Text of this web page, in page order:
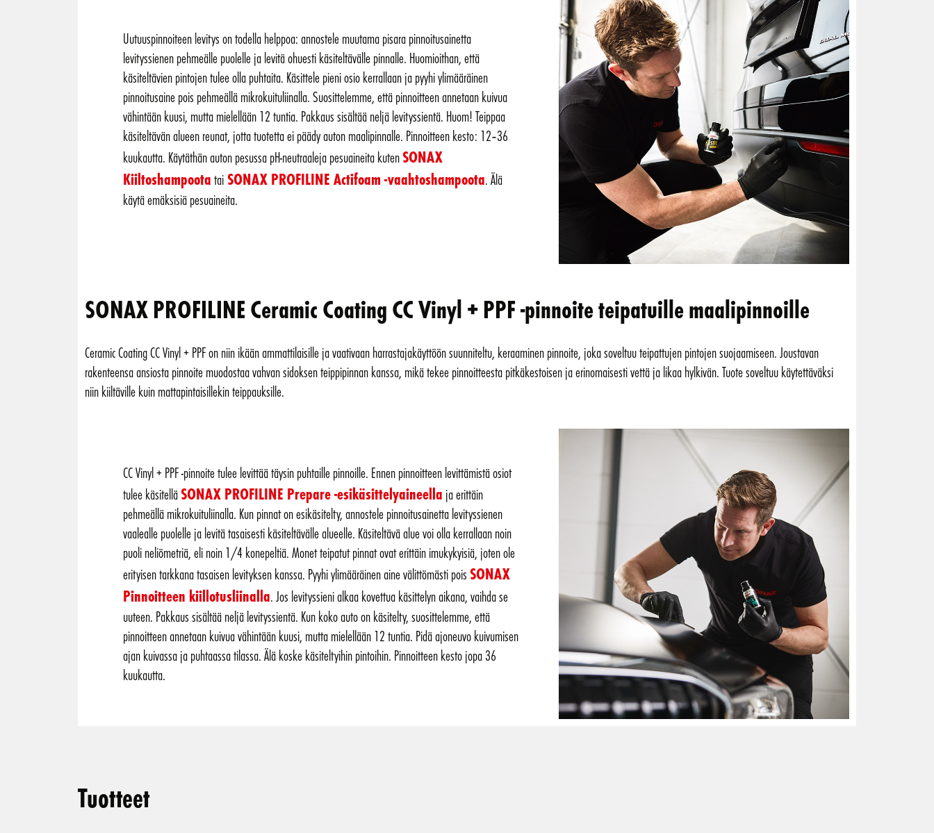
Uutuuspinnoiteen levitys on todella helppoa: annostele muutama pisara pinnoitusainetta
levityssienen pehmeälle puolelle ja levitä ohuesti käsiteltävälle pinnalle. Huomioithan, että
käsiteltävien pintojen tulee olla puhtaita. Käsittele pieni osio kerrallaan ja pyyhi ylimääräinen
pinnoitusaine pois pehmeällä mikrokuituliinalla. Suosittelemme, että pinnoitteen annetaan kuivua
vähintään kuusi, mutta mielellään 12 tuntia. Pakkaus sisältää neljä levityssientä. Huom! Teippaa
käsiteltävän alueen reunat, jotta tuotetta ei päädy auton maalipinnalle. Pinnoitteen kesto: 12–36
kuukautta. Käytäthän auton pesussa pH-neutraaleja pesuaineita kutenSONAX
Kiiltoshampootatai SONAX PROFILINE Actifoam -vaahtoshampoota. Älä
käytä emäksisiä pesuaineita.
SONAX PROFILINE Ceramic Coating CC Vinyl + PPF -pinnoite teipatuille maalipinnoille
Ceramic Coating CC Vinyl + PPF on niin ikään ammattilaisille ja vaativaan harrastajakäyttöön suunniteltu, keraaminen pinnoite, joka soveltuu teipattujen pintojen suojaamiseen. Joustavan
rakenteensa ansiosta pinnoite muodostaa vahvan sidoksen teippipinnan kanssa, mikä tekee pinnoitteesta pitkäkestoisen ja erinomaisesti vettä ja likaa hylkivän. Tuote soveltuu käytettäväksi
niin kiiltäville kuin mattapintaisillekin teippauksille.
CC Vinyl + PPF -pinnoite tulee levittää täysin puhtaille pinnoille. Ennen pinnoitteen levittämistä osiot
tulee käsitelläSONAX PROFILINE Prepare -esikäsittelyaineella ja erittäin
pehmeällä mikrokuituliinalla. Kun pinnat on esikäsitelty, annostele pinnoitusainetta levityssienen
vaalealle puolelle ja levitä tasaisesti käsiteltävälle alueelle. Käsiteltävä alue voi olla kerrallaan noin
puoli neliömetriä, eli noin 1/4 konepeltiä. Monet teipatut pinnat ovat erittäin imukykyisiä, joten ole
erityisen tarkkana tasaisen levityksen kanssa. Pyyhi ylimääräinen aine välittömästi pois SONAX
Pinnoitteen kiillotusliinalla. Jos levityssieni alkaa kovettua käsittelyn aikana, vaihda se
uuteen. Pakkaus sisältää neljä levityssientä. Kun koko auto on käsitelty, suosittelemme, että
pinnoitteen annetaan kuivua vähintään kuusi, mutta mielellään 12 tuntia. Pidä ajoneuvo kuivumisen
ajan kuivassa ja puhtaassa tilassa. Älä koske käsiteltyihin pintoihin. Pinnoitteen kesto jopa 36
kuukautta.
Tuotteet